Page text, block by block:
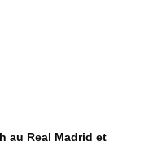
au Real Madrid et